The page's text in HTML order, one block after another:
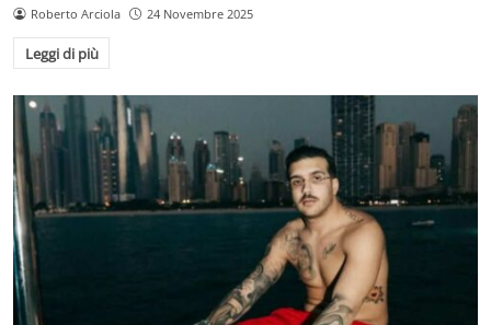
Roberto Arciola 24 Novembre 2025
Leggi di più